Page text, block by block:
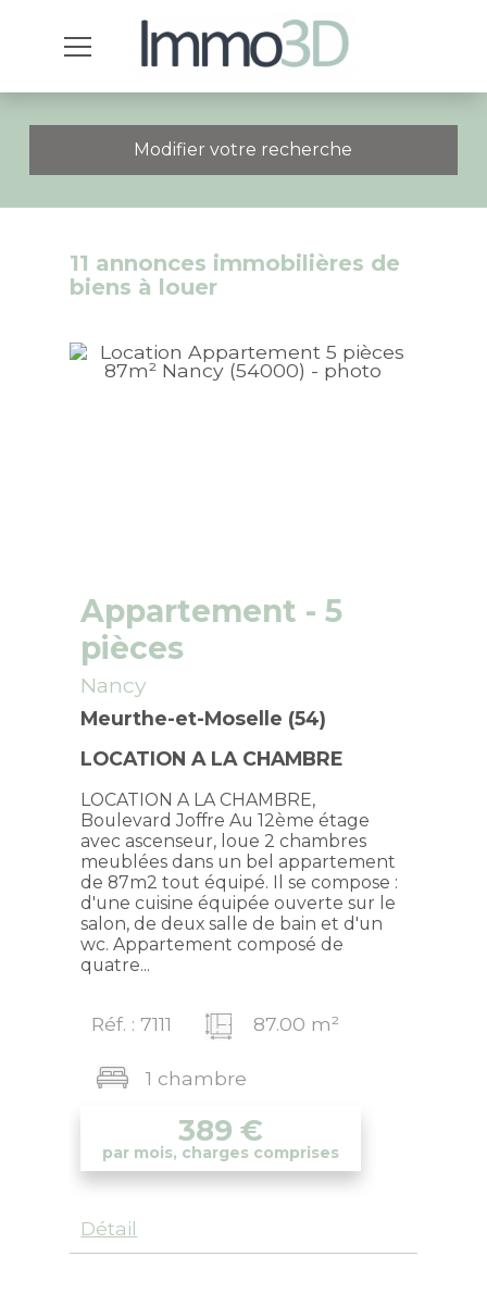
Modifier votre recherche
11 annonces immobilières de
biens à louer
Appartement - 5
pièces
Nancy
Meurthe-et-Moselle (54)
LOCATION A LA CHAMBRE
LOCATION A LA CHAMBRE,
Boulevard Joffre Au 12ème étage
avec ascenseur, loue 2 chambres
meublées dans un bel appartement
de 87m2 tout équipé. Il se compose :
d'une cuisine équipée ouverte sur le
salon, de deux salle de bain et d'un
wc. Appartement composé de
quatre...
389 €
par mois, charges comprises
Réf. : 7111 87.00 m²
1 chambre
Détail